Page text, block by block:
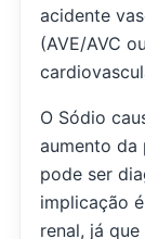
acidente
(AVE/AVC
O Sódio
aumento da
pode ser
implicação
renal, já